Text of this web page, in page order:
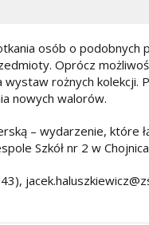
osób o podobnych
Oprócz
rożnych kolekcji.
nowych walorów.
– wydarzenie,
Szkół nr 2 w